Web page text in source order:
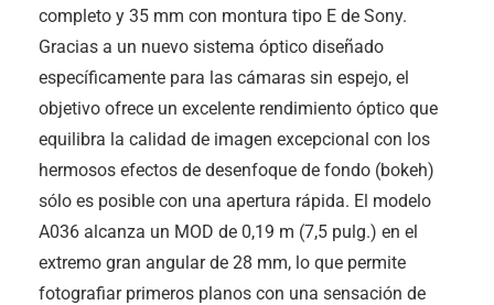
completo y 35 mm con montura tipo E de Sony.
Gracias a un nuevo sistema óptico diseñado
específicamente para las cámaras sin espejo, el
objetivo ofrece un excelente rendimiento óptico que
equilibra la calidad de imagen excepcional con los
hermosos efectos de desenfoque de fondo (bokeh)
sólo es posible con una apertura rápida. El modelo
A036 alcanza un MOD de 0,19 m (7,5 pulg.) en el
extremo gran angular de 28 mm, lo que permite
fotografiar primeros planos con una sensación de